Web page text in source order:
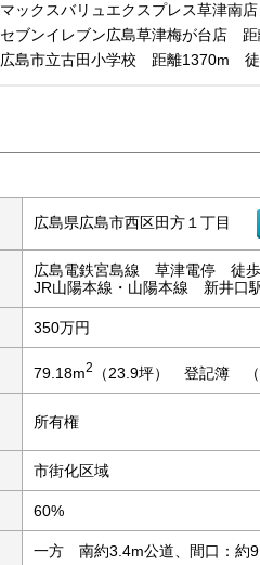
マックスバリュエクスプレス草津
セブンイレブン広島草津梅が台店
広島市立古田小学校 距離1370m
広島県広島市西区田方１丁目
広島電鉄宮島線 草津電停 徒
JR山陽本線・山陽本線 新井口
350万円
79.18m2 （23.9坪） 登記簿 （
所有権
市街化区域
60%
一方 南約3.4m公道、間口：約